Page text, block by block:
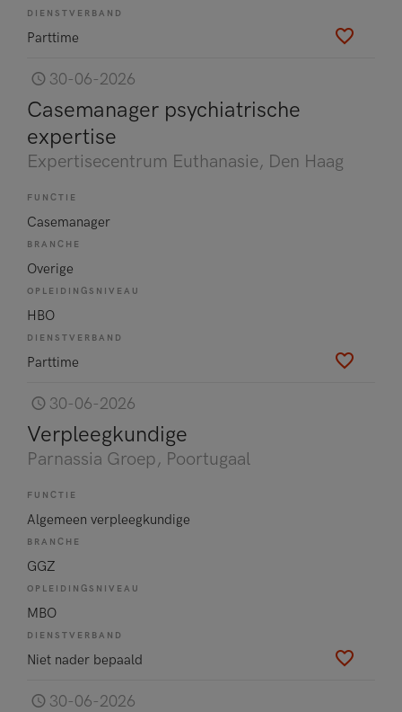
DIENSTVERBAND
Parttime
30-06-2026
Casemanager psychiatrische
expertise
Expertisecentrum Euthanasie, Den Haag
FUNCTIE
Casemanager
BRANCHE
Overige
OPLEIDINGSNIVEAU
HBO
DIENSTVERBAND
Parttime
30-06-2026
Verpleegkundige
Parnassia Groep, Poortugaal
FUNCTIE
Algemeen verpleegkundige
BRANCHE
GGZ
OPLEIDINGSNIVEAU
MBO
DIENSTVERBAND
Niet nader bepaald
30-06-2026